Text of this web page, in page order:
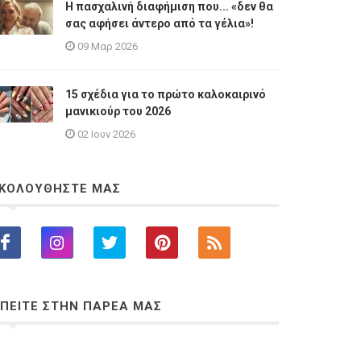
Η πασχαλινή διαφήμιση που... «δεν θα
σας αφήσει άντερο από τα γέλια»!
09 Μαρ 2026
15 σχέδια για το πρώτο καλοκαιρινό
μανικιούρ του 2026
02 Ιουν 2026
ΜΑΣ
ΣΤΗΝ ΠΑΡΕΑ ΜΑΣ